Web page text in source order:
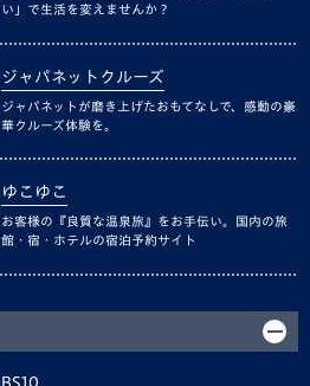
い」で生活を変えませんか？
ジャパネットクルーズ
ジャパネットが磨き上げたおもてなしで、感動の豪
華クルーズ体験を。
ゆこゆこ
お客様の『良質な温泉旅』をお手伝い。国内の旅
館・宿・ホテルの宿泊予約サイト